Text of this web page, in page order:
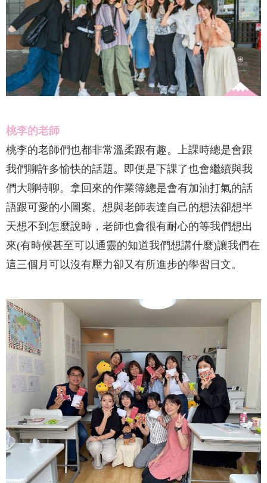
桃李的老師
桃李的老師們也都非常溫柔跟有趣。上課時總是會跟
我們聊許多愉快的話題。即便是下課了也會繼續與我
們大聊特聊。拿回來的作業簿總是會有加油打氣的話
語跟可愛的小圖案。想與老師表達自己的想法卻想半
天想不到怎麼說時，老師也會很有耐心的等我們想出
來(有時候甚至可以通靈的知道我們想講什麼)讓我們在
這三個月可以沒有壓力卻又有所進步的學習日文。